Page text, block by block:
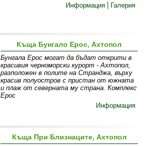
Информация
Галерия
Къща Бунгало Ерос, Ахтопол
Бунгала Ерос могат да бъдат открити в
красивия черноморски курорт - Ахтопол,
разположен в полите на Странджа, върху
красив полуостров с пристан от южната
и плаж от северната му страна. Комплекс
Ерос
Информация
Къща При Близнаците, Ахтопол